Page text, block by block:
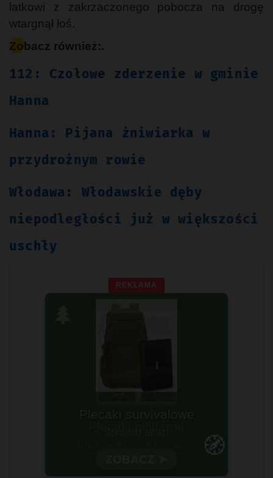
latkowi z zakrzaczonego pobocza na drogę
wtargnął łoś.
Zobacz również:.
112: Czołowe zderzenie w gminie
Hanna
Hanna: Pijana żniwiarka w
przydrożnym rowie
Włodawa: Włodawskie dęby
niepodległości już w większości
uschły
REKLAMA
🧭